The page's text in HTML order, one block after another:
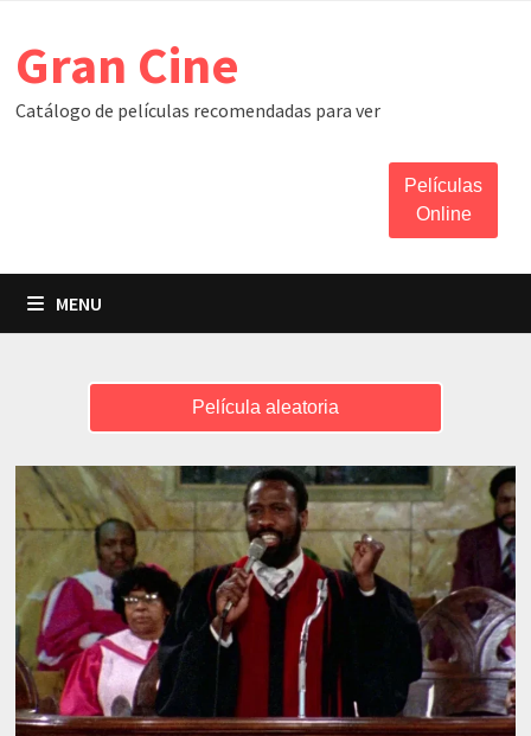
content
Gran Cine
Catálogo de películas recomendadas para ver
Películas
Online
MENU
Película aleatoria